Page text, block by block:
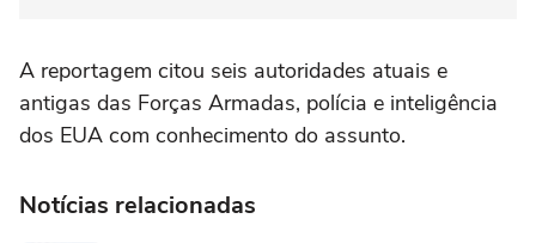
A reportagem citou seis autoridades atuais e
antigas das Forças Armadas, polícia e inteligência
dos EUA com conhecimento do assunto.
Notícias relacionadas